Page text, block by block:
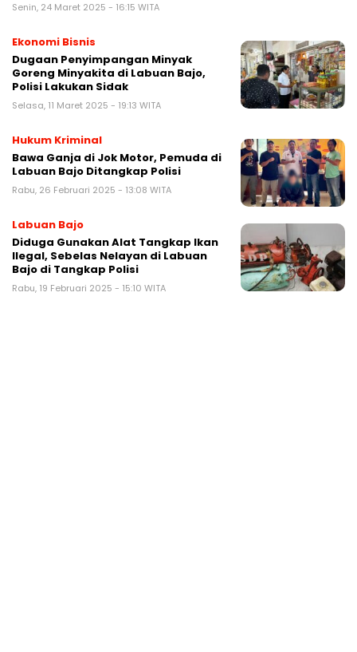
Senin, 24 Maret 2025 - 16:15 WITA
Ekonomi Bisnis
Dugaan Penyimpangan Minyak
Goreng Minyakita di Labuan Bajo,
Polisi Lakukan Sidak
Selasa, 11 Maret 2025 - 19:13 WITA
Hukum Kriminal
Bawa Ganja di Jok Motor, Pemuda di
Labuan Bajo Ditangkap Polisi
Rabu, 26 Februari 2025 - 13:08 WITA
Labuan Bajo
Diduga Gunakan Alat Tangkap Ikan
Ilegal, Sebelas Nelayan di Labuan
Bajo di Tangkap Polisi
Rabu, 19 Februari 2025 - 15:10 WITA